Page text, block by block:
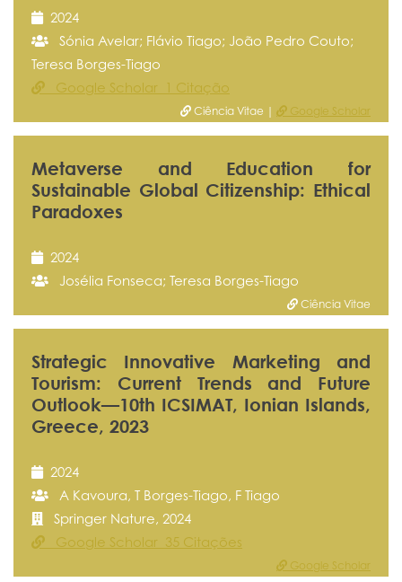
2024
Sónia Avelar; Flávio Tiago; João Pedro Couto;
Teresa Borges-Tiago
Google Scholar 1 Citação
Ciência Vitae | Google Scholar
Metaverse and Education for
Sustainable Global Citizenship: Ethical
Paradoxes
2024
Josélia Fonseca; Teresa Borges-Tiago
Ciência Vitae
Strategic Innovative Marketing and
Tourism: Current Trends and Future
Outlook—10th ICSIMAT, Ionian Islands,
Greece, 2023
2024
A Kavoura, T Borges-Tiago, F Tiago
Springer Nature, 2024
Google Scholar 35 Citações
Google Scholar